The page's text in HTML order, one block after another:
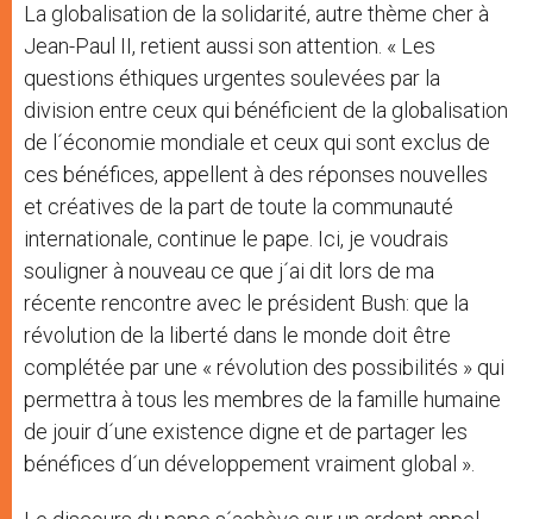
La globalisation de la solidarité, autre thème cher à
Jean-Paul II, retient aussi son attention. « Les
questions éthiques urgentes soulevées par la
division entre ceux qui bénéficient de la globalisation
de l´économie mondiale et ceux qui sont exclus de
ces bénéfices, appellent à des réponses nouvelles
et créatives de la part de toute la communauté
internationale, continue le pape. Ici, je voudrais
souligner à nouveau ce que j´ai dit lors de ma
récente rencontre avec le président Bush: que la
révolution de la liberté dans le monde doit être
complétée par une « révolution des possibilités » qui
permettra à tous les membres de la famille humaine
de jouir d´une existence digne et de partager les
bénéfices d´un développement vraiment global ».